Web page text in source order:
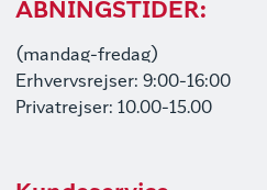
ÅBNINGSTIDER:
(mandag-fredag)
Erhvervsrejser: 9:00-16:00
Privatrejser: 10.00-15.00